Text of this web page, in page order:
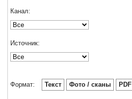
Канал:
Источник:
Формат: Текст Фото / сканы PDF